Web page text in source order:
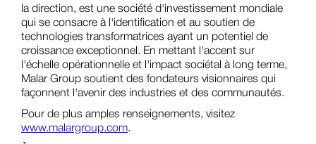
la direction, est une société d'investissement mondiale
qui se consacre à l'identification et au soutien de
technologies transformatrices ayant un potentiel de
croissance exceptionnel. En mettant l'accent sur
l'échelle opérationnelle et l'impact sociétal à long terme,
Malar Group soutient des fondateurs visionnaires qui
façonnent l'avenir des industries et des communautés.
Pour de plus amples renseignements, visitez
www.malargroup.com.